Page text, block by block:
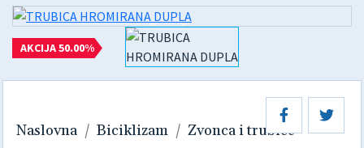
AKCIJA 50.00%
Naslovna Biciklizam Zvonca i trubice